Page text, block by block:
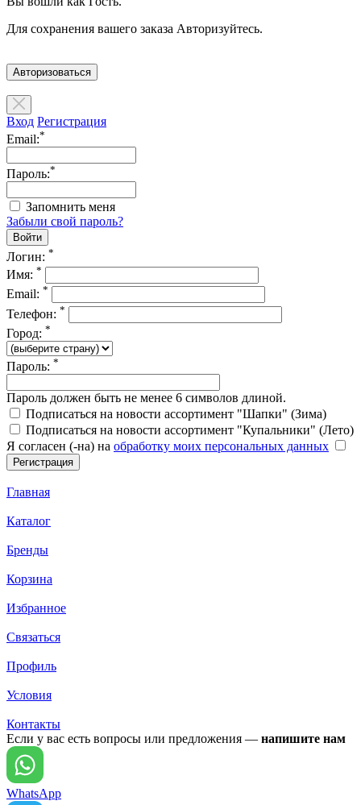
Для сохранения вашего заказа Авторизуйтесь.
Авторизоваться
Вход Регистрация
Email:*
Пароль:*
Запомнить меня
Забыли свой пароль?
Логин: *
Имя: *
Email: *
Телефон: *
Город: *
Пароль: *
Пароль должен быть не менее 6 символов длиной.
Подписаться на новости ассортимент "Шапки" (Зима)
Подписаться на новости ассортимент "Купальники" (Лето)
Я согласен (-на) на обработку моих персональных данных
Главная
Каталог
Бренды
Корзина
Избранное
Связаться
Профиль
Условия
Контакты
Если у вас есть вопросы или предложения — напишите нам
WhatsApp